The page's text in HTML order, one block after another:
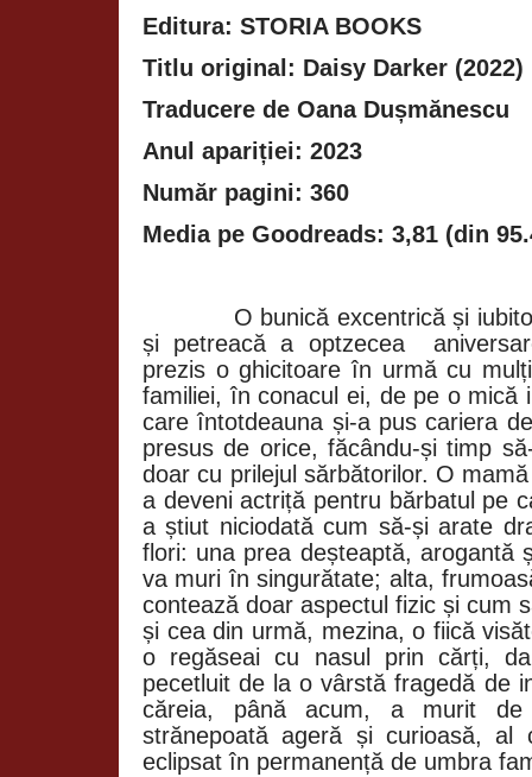
Editura: STORIA BOOKS
Titlu original: Daisy Darker (2022)
Traducere de Oana Dușmănescu
Anul apariției: 2023
Număr pagini: 360
Media pe Goodreads: 3,81 (din
O bunică excentrică și
și petreacă a optzecea
prezis o ghicitoare în urmă cu
familiei, în conacul ei, de pe o mică
care întotdeauna și-a pus cariera
presus de orice, făcându-și timp
doar cu prilejul sărbătorilor. O
a deveni actriță pentru bărbatul pe
a știut niciodată cum să-și arate
flori: una prea deșteaptă, arogantă
va muri în singurătate; alta,
contează doar aspectul fizic și cum
și cea din urmă, mezina, o fiică
o regăseai cu nasul prin cărți,
pecetluit de la o vârstă fragedă de
căreia, până acum, a murit
strănepoată ageră și curioasă, al
eclipsat în permanență de umbra